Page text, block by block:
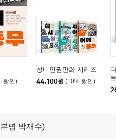
할인)
창비인권만화 시리즈
44,100원 (10% 할인)
명 박재수)